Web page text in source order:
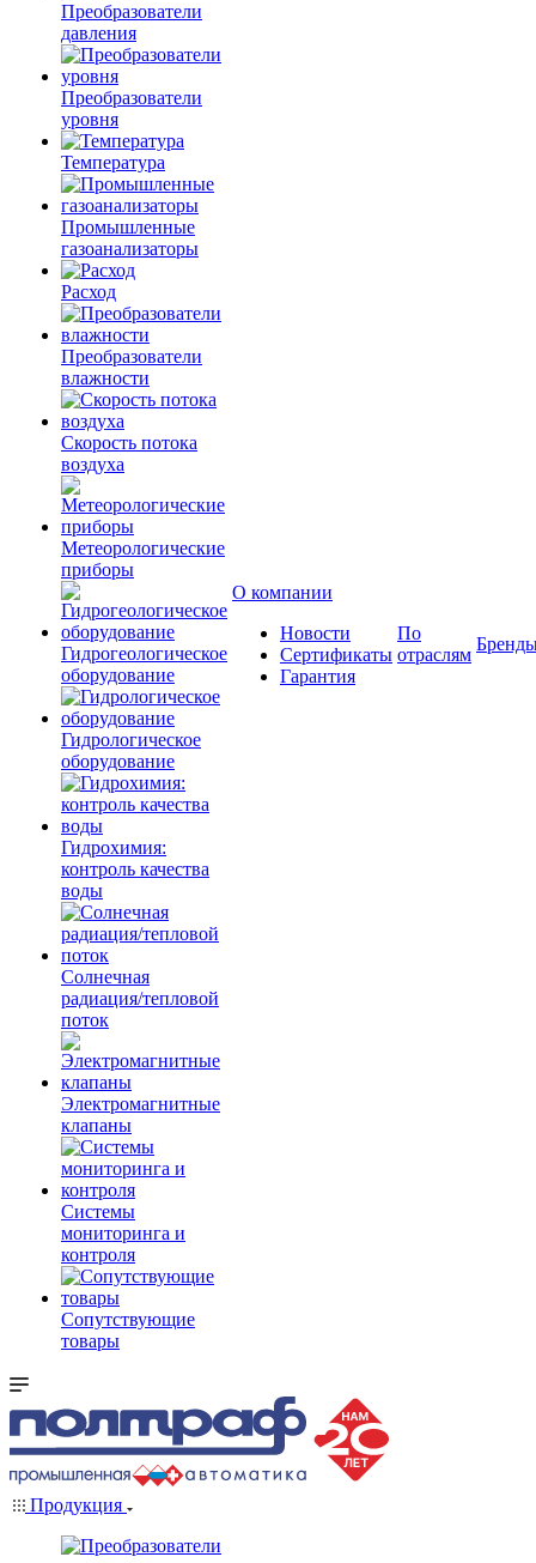
Преобразователи
давления
Преобразователи
уровня
Температура
Промышленные
газоанализаторы
Расход
Преобразователи
влажности
Скорость потока
воздуха
Метеорологические
приборы
Гидрогеологическое
оборудование
Гидрологическое
оборудование
Гидрохимия:
контроль качества
воды
Солнечная
радиация/тепловой
поток
Электромагнитные
клапаны
Системы
мониторинга и
контроля
Сопутствующие
товары
О компании
Новости
Сертификаты
Гарантия
По
отраслям
Продукция